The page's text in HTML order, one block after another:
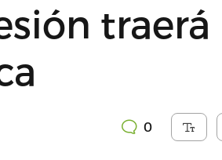
traerá
0